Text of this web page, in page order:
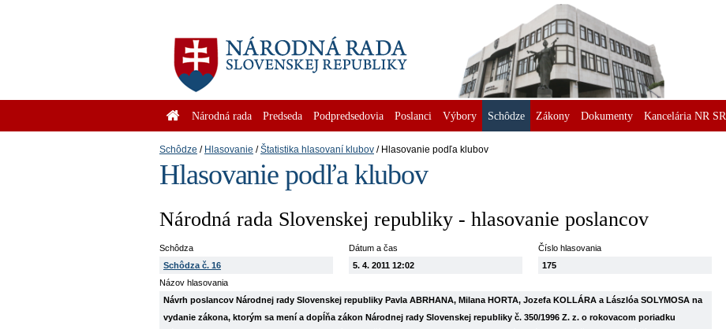
Národná rada Predseda Podpredsedovia Poslanci Výbory Schôdze Zákony Dokumenty Kancelária NR SR
Schôdze Hlasovanie Štatistika hlasovaní klubov Hlasovanie podľa klubov
Hlasovanie podľa klubov
Národná rada Slovenskej republiky - hlasovanie poslancov
Schôdza
Schôdza č. 16
Dátum a čas
5. 4. 2011 12:02
Číslo hlasovania
175
Názov hlasovania
Návrh poslancov Národnej rady Slovenskej republiky Pavla ABRHANA, Milana HORTA, Jozefa KOLLÁRA a Lászlóa SOLYMOSA na
vydanie zákona, ktorým sa mení a dopĺňa zákon Národnej rady Slovenskej republiky č. 350/1996 Z. z. o rokovacom poriadku